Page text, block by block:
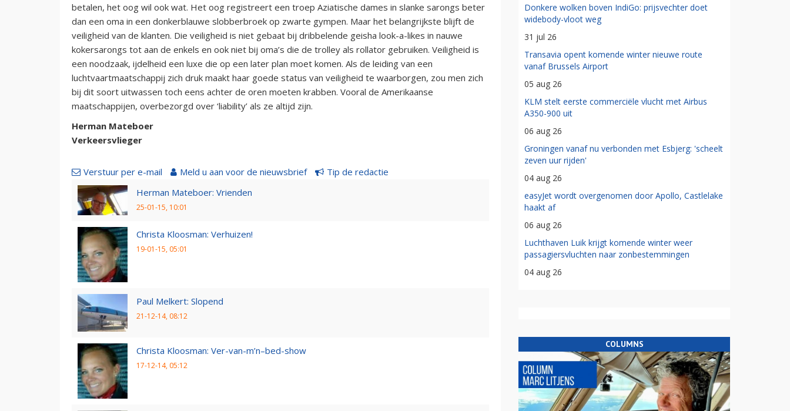
betalen, het oog wil ook wat. Het oog registreert een troep Aziatische dames in slanke sarongs beter
dan een oma in een donkerblauwe slobberbroek op zwarte gympen. Maar het belangrijkste blijft de
veiligheid van de klanten. Die veiligheid is niet gebaat bij dribbelende geisha look-a-likes in nauwe
kokersarongs tot aan de enkels en ook niet bij oma’s die de trolley als rollator gebruiken. Veiligheid is
een noodzaak, ijdelheid een luxe die op een later plan moet komen. Als de leiding van een
luchtvaartmaatschappij zich druk maakt haar goede status van veiligheid te waarborgen, zou men zich
bij dit soort uitwassen toch eens achter de oren moeten krabben. Vooral de Amerikaanse
maatschappijen, overbezorgd over ‘liability’ als ze altijd zijn.
Herman Mateboer
Verkeersvlieger
Verstuur per e-mail Meld u aan voor de nieuwsbrief
Tip de redactie
Herman Mateboer: Vrienden
25-01-15, 10:01
Christa Kloosman: Verhuizen!
19-01-15, 05:01
Paul Melkert: Slopend
21-12-14, 08:12
Christa Kloosman: Ver-van-m’n–bed-show
17-12-14, 05:12
Donkere wolken boven IndiGo: prijsvechter doet
widebody-vloot weg
31 jul 26
Transavia opent komende winter nieuwe route
vanaf Brussels Airport
05 aug 26
KLM stelt eerste commerciële vlucht met Airbus
A350-900 uit
06 aug 26
Groningen vanaf nu verbonden met Esbjerg: 'scheelt
zeven uur rijden'
04 aug 26
easyJet wordt overgenomen door Apollo, Castlelake
haakt af
06 aug 26
Luchthaven Luik krijgt komende winter weer
passagiersvluchten naar zonbestemmingen
04 aug 26
COLUMNS